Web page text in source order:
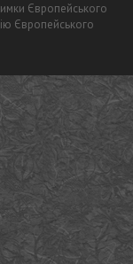
Європейського
Європейського